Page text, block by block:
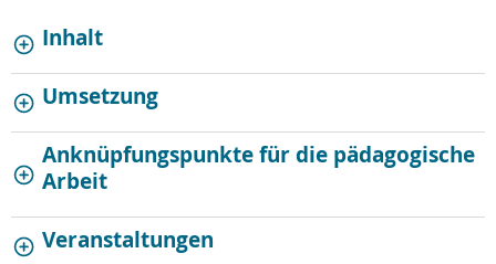
Inhalt
Umsetzung
Anknüpfungspunkte für die pädagogische
Arbeit
Veranstaltungen